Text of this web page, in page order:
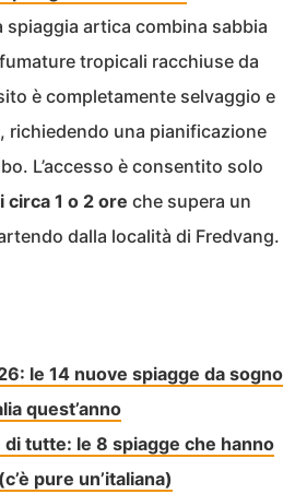
spiaggia artica combina sabbia
tropicali racchiuse da
è completamente selvaggio e
richiedendo una pianificazione
L’accesso è consentito solo
circa 1 o 2 ore che supera un
dalla località di Fredvang.
le 14 nuove spiagge da sogno
quest’anno
di tutte: le 8 spiagge che hanno
pure un’italiana)